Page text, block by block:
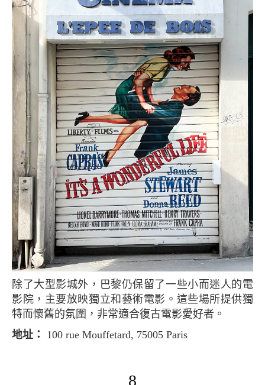
除了大型影城外，巴黎仍保留了一些小而迷人的電
影院，主要放映獨立和藝術電影。這些場所提供獨
特而懷舊的氛圍，非常適合復古電影愛好者。
地址：
100 rue Mouffetard, 75005 Paris
8